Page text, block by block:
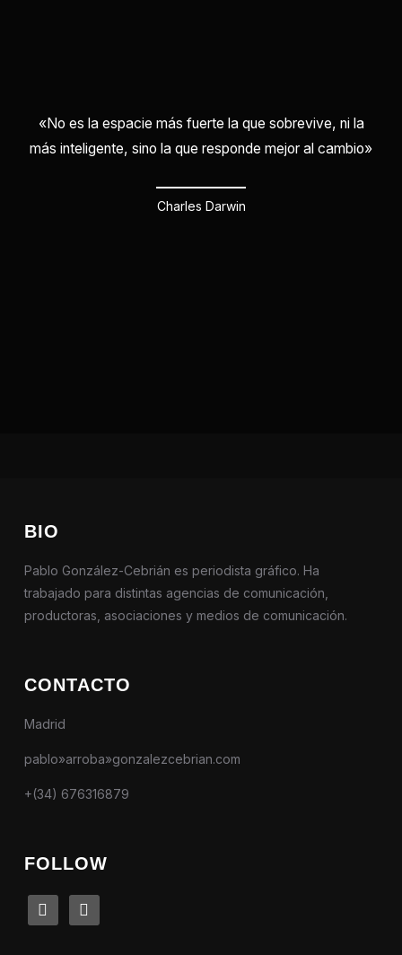
«No es la espacie más fuerte la que sobrevive, ni la
más inteligente, sino la que responde mejor al cambio»
Charles Darwin
BIO
Pablo González-Cebrián es periodista gráfico. Ha
trabajado para distintas agencias de comunicación,
productoras, asociaciones y medios de comunicación.
CONTACTO
Madrid
pablo»arroba»gonzalezcebrian.com
+(34) 676316879
FOLLOW
linkedin instagram